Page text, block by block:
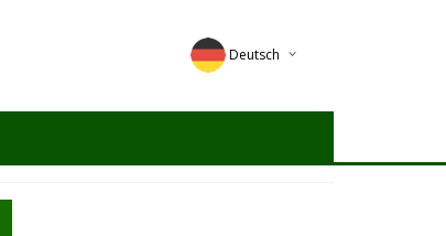
Deutsch
English